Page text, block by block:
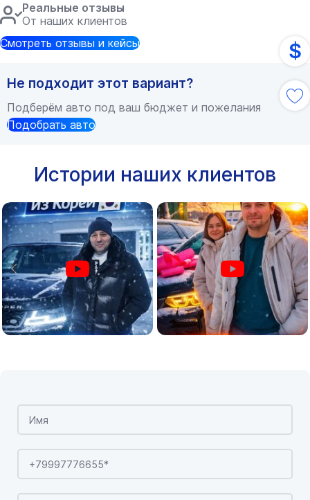
Реальные отзывы
От наших клиентов
Смотреть отзывы и кейсы
Не подходит этот вариант?
Подберём авто под ваш бюджет и пожелания
Подобрать авто
Истории наших клиентов
$